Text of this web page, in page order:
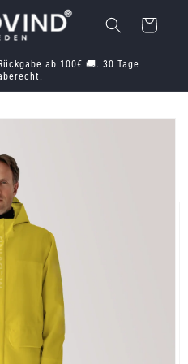
Warenkorb
ab 100€ 🚚. 30 Tage